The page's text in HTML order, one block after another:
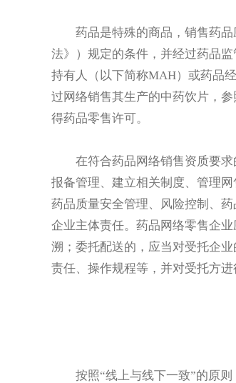
药品是特殊的商品，销售药
法》）规定的条件，并经过药品
持有人（以下简称MAH）或药品
过网络销售其生产的中药饮片，
得药品零售许可。
在符合药品网络销售资质要
报备管理、建立相关制度、管理
药品质量安全管理、风险控制、
企业主体责任。药品网络零售企
溯；委托配送的，应当对受托企
责任、操作规程等，并对受托方进
按照“线上与线下一致”的原